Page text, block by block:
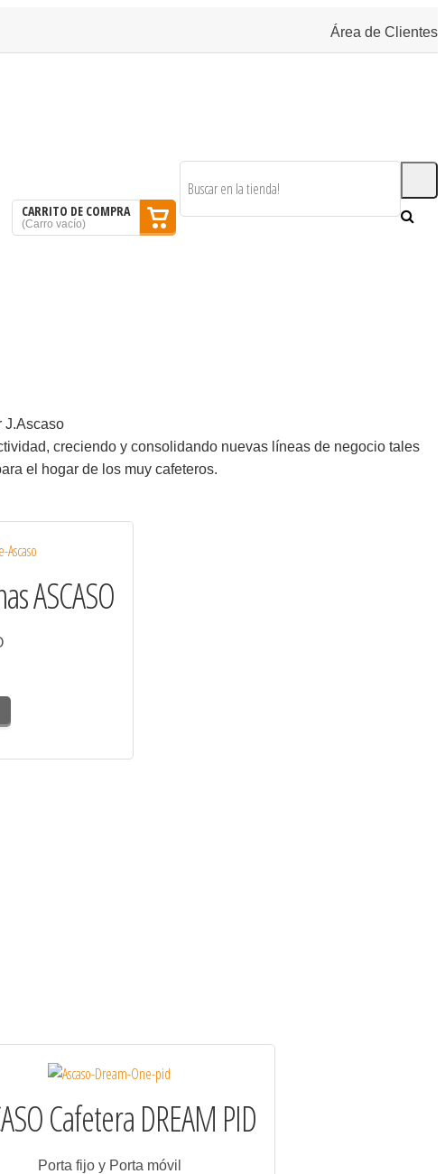
Área de Clientes
CARRITO DE COMPRA
(Carro vacío)
J.Ascaso
creciendo y consolidando nuevas líneas de negocio tales
el hogar de los muy cafeteros.
ASCASO
Cafetera DREAM PID
Porta fijo y Porta móvil